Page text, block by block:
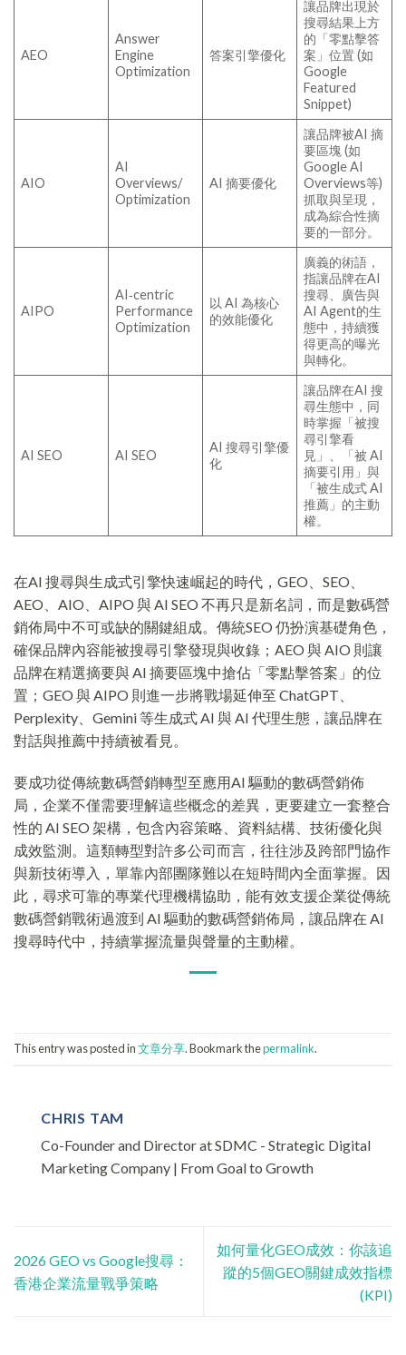
AEO
Answer
Engine
Optimization
答案引擎優化
讓品牌出現於
搜尋結果上方
的「零點擊答
案」位置 (如
Google
Featured
Snippet)
AIO
AI
Overviews/
Optimization
AI 摘要優化
讓品牌被AI 摘
要區塊 (如
Google AI
Overviews等)
抓取與呈現，
成為綜合性摘
要的一部分。
AIPO
AI‑centric
Performance
Optimization
以 AI 為核心
的效能優化
廣義的術語，
指讓品牌在AI
搜尋、廣告與
AI Agent的生
態中，持續獲
得更高的曝光
與轉化。
AI SEO AI SEO
AI 搜尋引擎優
化
讓品牌在AI 搜
尋生態中，同
時掌握「被搜
尋引擎看
見」、「被 AI
摘要引用」與
「被生成式 AI
推薦」的主動
權。
在AI 搜尋與生成式引擎快速崛起的時代，GEO、SEO、
AEO、AIO、AIPO 與 AI SEO 不再只是新名詞，而是數碼營
銷佈局中不可或缺的關鍵組成。傳統SEO 仍扮演基礎角色，
確保品牌內容能被搜尋引擎發現與收錄；AEO 與 AIO 則讓
品牌在精選摘要與 AI 摘要區塊中搶佔「零點擊答案」的位
置；GEO 與 AIPO 則進一步將戰場延伸至 ChatGPT、
Perplexity、Gemini 等生成式 AI 與 AI 代理生態，讓品牌在
對話與推薦中持續被看見。
要成功從傳統數碼營銷轉型至應用AI 驅動的數碼營銷佈
局，企業不僅需要理解這些概念的差異，更要建立一套整合
性的 AI SEO 架構，包含內容策略、資料結構、技術優化與
成效監測。這類轉型對許多公司而言，往往涉及跨部門協作
與新技術導入，單靠內部團隊難以在短時間內全面掌握。因
此，尋求可靠的專業代理機構協助，能有效支援企業從傳統
數碼營銷戰術過渡到 AI 驅動的數碼營銷佈局，讓品牌在 AI
搜尋時代中，持續掌握流量與聲量的主動權。
This entry was posted in文章分享. Bookmark thepermalink.
CHRIS TAM
Co-Founder and Director at SDMC - Strategic Digital
Marketing Company | From Goal to Growth
2026 GEO vs Google搜尋：
香港企業流量戰爭策略
如何量化GEO成效：你該追
蹤的5個GEO關鍵成效指標
(KPI)